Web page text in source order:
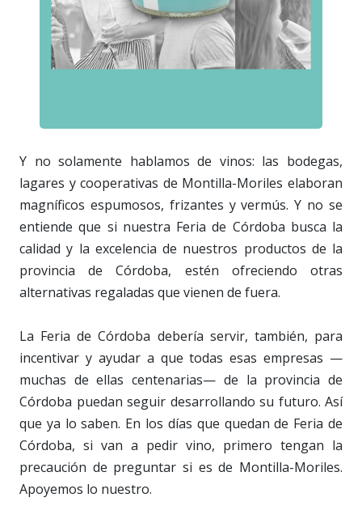
Y no solamente hablamos de vinos: las bodegas,
lagares y cooperativas de Montilla-Moriles elaboran
magníficos espumosos, frizantes y vermús. Y no se
entiende que si nuestra Feria de Córdoba busca la
calidad y la excelencia de nuestros productos de la
provincia de Córdoba, estén ofreciendo otras
alternativas regaladas que vienen de fuera.
La Feria de Córdoba debería servir, también, para
incentivar y ayudar a que todas esas empresas —
muchas de ellas centenarias— de la provincia de
Córdoba puedan seguir desarrollando su futuro. Así
que ya lo saben. En los días que quedan de Feria de
Córdoba, si van a pedir vino, primero tengan la
precaución de preguntar si es de Montilla-Moriles.
Apoyemos lo nuestro.